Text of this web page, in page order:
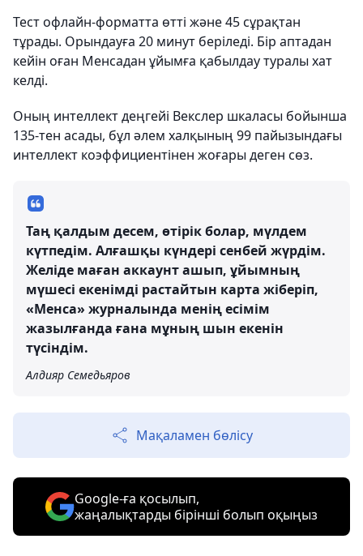
Тест офлайн-форматта өтті және 45 сұрақтан
тұрады. Орындауға 20 минут беріледі. Бір аптадан
кейін оған Менсадан ұйымға қабылдау туралы хат
келді.
Оның интеллект деңгейі Векслер шкаласы бойынша
135-тен асады, бұл әлем халқының 99 пайызындағы
интеллект коэффициентінен жоғары деген сөз.
Таң қалдым десем, өтірік болар, мүлдем
күтпедім. Алғашқы күндері сенбей жүрдім.
Желіде маған аккаунт ашып, ұйымның
мүшесі екенімді растайтын карта жіберіп,
«Менса» журналында менің есімім
жазылғанда ғана мұның шын екенін
түсіндім.
Алдияр Семедьяров
Мақаламен бөлісу
Google-ға қосылып,
жаңалықтарды бірінші болып оқыңыз